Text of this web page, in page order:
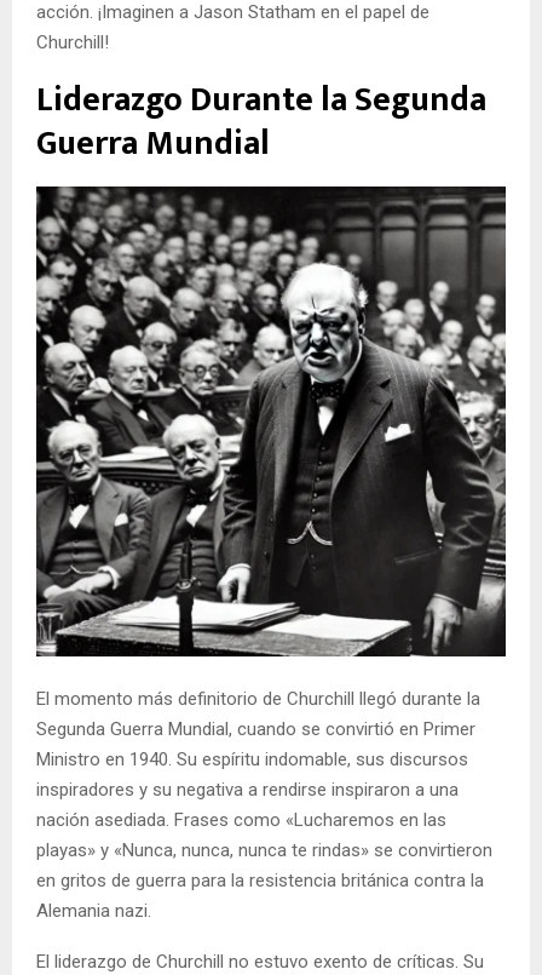
acción. ¡Imaginen a Jason Statham en el papel de
Churchill!
Liderazgo Durante la Segunda
Guerra Mundial
El momento más definitorio de Churchill llegó durante la
Segunda Guerra Mundial, cuando se convirtió en Primer
Ministro en 1940. Su espíritu indomable, sus discursos
inspiradores y su negativa a rendirse inspiraron a una
nación asediada. Frases como «Lucharemos en las
playas» y «Nunca, nunca, nunca te rindas» se convirtieron
en gritos de guerra para la resistencia británica contra la
Alemania nazi.
El liderazgo de Churchill no estuvo exento de críticas. Su